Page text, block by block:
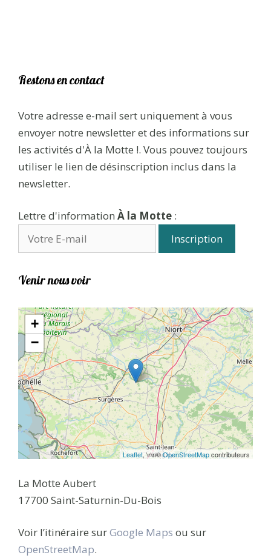
Restons en contact
Votre adresse e-mail sert uniquement à vous
envoyer notre newsletter et des informations sur
les activités d'À la Motte !. Vous pouvez toujours
utiliser le lien de désinscription inclus dans la
newsletter.
Lettre d'information À la Motte :
Venir nous voir
+
−
Leaflet, \r\n©OpenStreetMapcontributeurs
La Motte Aubert
17700 Saint-Saturnin-Du-Bois
Voir l’itinéraire surGoogle Maps ou sur
OpenStreetMap.